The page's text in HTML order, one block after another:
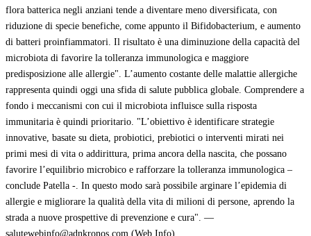
flora batterica negli anziani tende a diventare meno diversificata, con
riduzione di specie benefiche, come appunto il Bifidobacterium, e aumento
di batteri proinfiammatori. Il risultato è una diminuzione della capacità del
microbiota di favorire la tolleranza immunologica e maggiore
predisposizione alle allergie". L’aumento costante delle malattie allergiche
rappresenta quindi oggi una sfida di salute pubblica globale. Comprendere a
fondo i meccanismi con cui il microbiota influisce sulla risposta
immunitaria è quindi prioritario. "L’obiettivo è identificare strategie
innovative, basate su dieta, probiotici, prebiotici o interventi mirati nei
primi mesi di vita o addirittura, prima ancora della nascita, che possano
favorire l’equilibrio microbico e rafforzare la tolleranza immunologica –
conclude Patella -. In questo modo sarà possibile arginare l’epidemia di
allergie e migliorare la qualità della vita di milioni di persone, aprendo la
strada a nuove prospettive di prevenzione e cura". —
salutewebinfo@adnkronos.com (Web Info)